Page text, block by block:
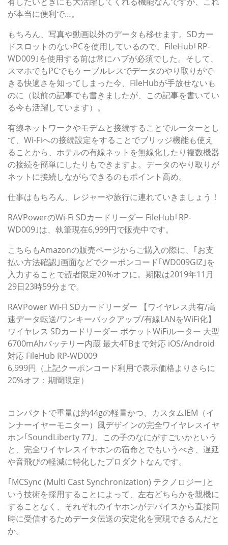
が本当に便利で…。
もちろん、写真や動画以外のデータも移せます。SDカー
ドスロットのないPCを使用しているので、FileHub｢RP-
WD009｣を使用する前は常にハブが必須でした。そして、
スマホでもPCでもケーブルレスでデータのやり取りがで
きる快適さを知ってしまった今、FileHubが手放せないも
のに（以前の記事でも書きましたが、この記事を書いてい
る今も活躍しています）。
有線ネットワークやモデムと接続することでルーターとし
て、Wi-Fiへの接続設定をすることでブリッジ機能も使え
ることから、ホテルの有線ネットを無線化したり複数機器
の接続を簡単にしたりもできますよ。データのやり取りが
ネットに接続しながらできるのもポイント高め。
仕事はもちろん、レジャーや旅行に連れていきましょう！
RAVPowerのWi-Fi SDカードリーダー FileHub｢RP-
WD009｣は、執筆現在6,999円で販売中です。
こちらもAmazonの販売ページからご購入の際に、｢お支
払い方法確認｣画面などでクーポンコード｢WD009GIZ｣を
入力することで読者限定20%オフに。期限は2019年11月
29日23時59分まで。
RAVPower Wi-Fi SDカードリーダー 【ワイヤレス共有/高
速データ転送/ワンキーバックアップ/有線LANをWiFi化】
ワイヤレス SDカードリーダー ポケットWiFiルーター ⼤型
6700mAhバッテリー内蔵 最大4TBまで対応 iOS/Android
対応 FileHub RP-WD009
6,999円（上記クーポンコード利用で表示価格よりさらに
20%オフ：期間限定）
コンパクトで重量は約44gの軽量かつ、カスタムIEM（イ
ンナーイヤーモニター）風デザインの完全ワイヤレスイヤ
ホン｢SoundLiberty 77｣。この子のなにがすごいかという
と、完全ワイヤレスイヤホンの宿命とでもいうべき、遅延
や音飛びの軽減に特化したプロダクトなんです。
｢MCSync (Multi Cast Synchronization) テクノロジー｣と
いう技術を採用することによって、左右どちらかを親機に
することなく、それぞれのイヤホンがデバイスから直接同
時に受信するためデータ伝送の安定化を実現できるんだと
か。